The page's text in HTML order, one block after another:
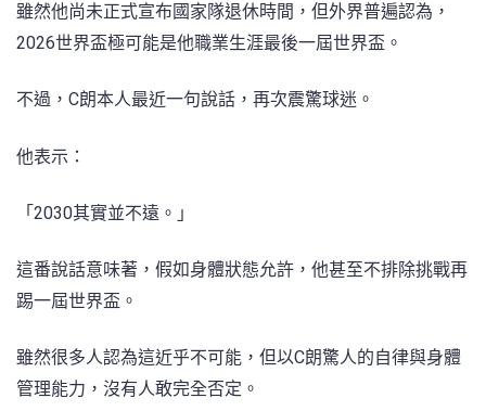
雖然他尚未正式宣布國家隊退休時間，但外界普遍認為，
2026世界盃極可能是他職業生涯最後一屆世界盃。
不過，C朗本人最近一句說話，再次震驚球迷。
他表示：
「2030其實並不遠。」
這番說話意味著，假如身體狀態允許，他甚至不排除挑戰再
踢一屆世界盃。
雖然很多人認為這近乎不可能，但以C朗驚人的自律與身體
管理能力，沒有人敢完全否定。